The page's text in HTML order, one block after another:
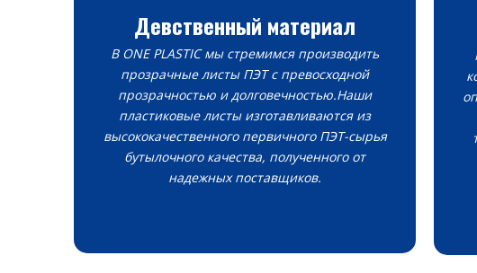
Девственный материал
В ONE PLASTIC мы стремимся производить
прозрачные листы ПЭТ с превосходной
прозрачностью и долговечностью.Наши
пластиковые листы изготавливаются из
высококачественного первичного ПЭТ-сырья
бутылочного качества, полученного от
надежных поставщиков.